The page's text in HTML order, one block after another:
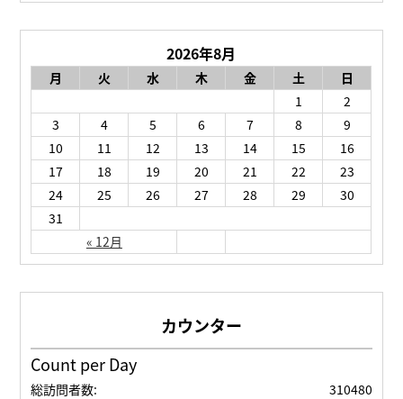
2026年8月
月 火 水 木 金 土 日
« 12月
1
2
3
4 5 6 7 8
9
10
11 12 13 14 15
16
17
18 19 20 21 22
23
24
25 26 27 28 29
30
31
Count per Day
310480
総訪問者数: